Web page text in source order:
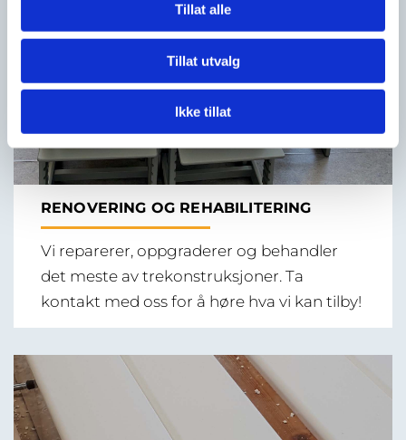
Tillat alle
Tillat utvalg
Ikke tillat
RENOVERING OG REHABILITERING
Vi reparerer, oppgraderer og behandler
det meste av trekonstruksjoner. Ta
kontakt med oss for å høre hva vi kan tilby!